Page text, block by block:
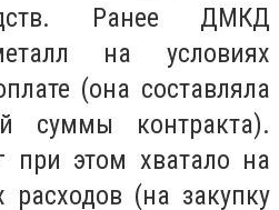
Ранее ДМКД
на условиях
(она составляла
суммы контракта).
при этом хватало на
расходов (на закупку